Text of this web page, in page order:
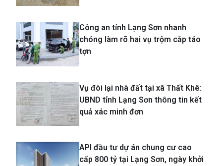
Công an tỉnh Lạng Sơn nhanh
chóng làm rõ hai vụ trộm cắp táo
tợn
Vụ đòi lại nhà đất tại xã Thất Khê:
UBND tỉnh Lạng Sơn thông tin kết
quả xác minh đơn
API đầu tư dự án chung cư cao
cấp 800 tỷ tại Lạng Sơn, ngày khởi